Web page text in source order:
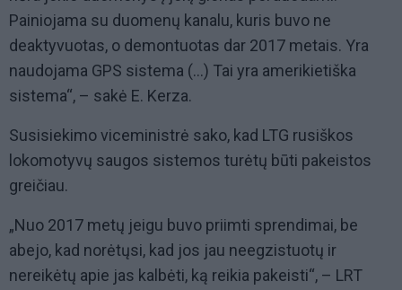
Painiojama su duomenų kanalu, kuris buvo ne
deaktyvuotas, o demontuotas dar 2017 metais. Yra
naudojama GPS sistema (...) Tai yra amerikietiška
sistema“, – sakė E. Kerza.
Susisiekimo viceministrė sako, kad LTG rusiškos
lokomotyvų saugos sistemos turėtų būti pakeistos
greičiau.
„Nuo 2017 metų jeigu buvo priimti sprendimai, be
abejo, kad norėtųsi, kad jos jau neegzistuotų ir
nereikėtų apie jas kalbėti, ką reikia pakeisti“, – LRT